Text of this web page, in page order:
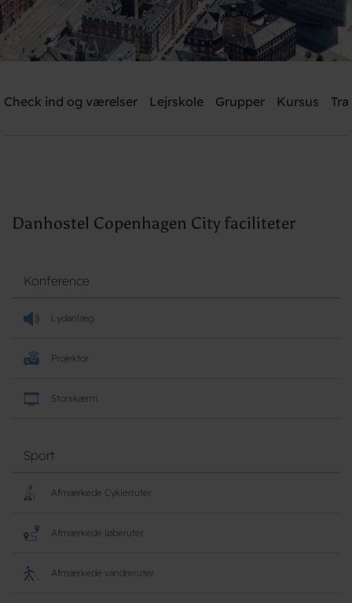
Brug for hjælp? Ring +45 3311 8585
Check ind og værelser Lejrskole Grupper Kursus
Danhostel Copenhagen City faciliteter
Konference
Lydanlæg
Projektor
Storskærm
Sport
Afmærkede Cyklerruter
Afmærkede løberuter
Afmærkede vandreruter